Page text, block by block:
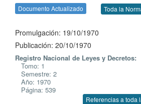
Documento Actualizado Toda la
Promulgación: 19/10/1970
Publicación: 20/10/1970
Registro Nacional de Leyes y Decretos:
Tomo: 1
Semestre: 2
Año: 1970
Página: 539
Referencias a toda